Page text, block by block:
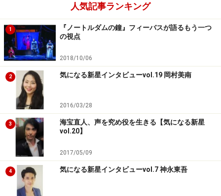
て、一緒に暮らしているんです。どんな時にも何をする
にも一緒で、ほとんど兄弟。喧嘩もするし、なんでも言
い合える、一緒に居なくちゃ逆に変という関係ですが、
トニーは頼れる兄貴分。リフはトニーにすごく頼ってい
る部分があるんです」
＊『ウェストサイド物語』トーク、次頁にまだまだ続き
ます。決闘シーンで、リフとベルナルドが同時にナイフ
を出すという行為が意図するものは?
※記事内容は執筆時点のものです。最新の内容をご確認くださ
い。
人気記事ランキング
1
『ノートルダムの鐘』フィーバスが語るもう一つ
の視点
2018/10/06
2 気になる新星インタビューvol.19 岡村美南
2016/03/28
3
海宝直人、声を究め役を生きる【気になる新星
vol.20】
2017/05/09
4 気になる新星インタビューvol.7 神永東吾